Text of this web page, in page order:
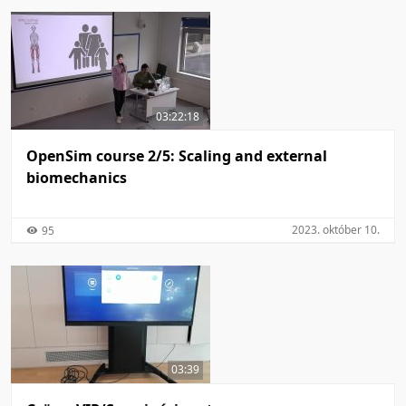
03:22:18
OpenSim course 2/5: Scaling and external
biomechanics
95 2023. október 10.
03:39